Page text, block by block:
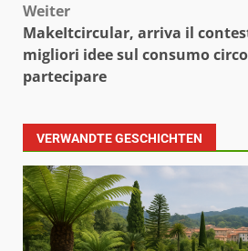
Weiter
MakeItcircular, arriva il
migliori idee sul consumo
partecipare
VERWANDTE GESCHICHTEN